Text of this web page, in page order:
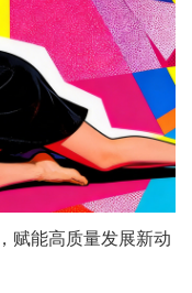
赋能高质量发展新动